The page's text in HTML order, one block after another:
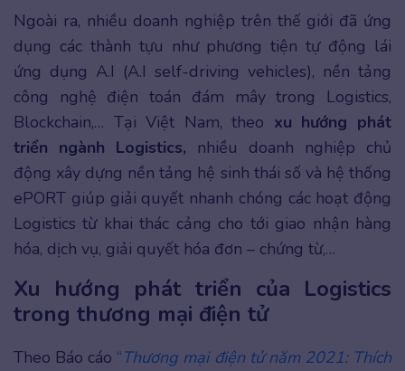
Ngoài ra, nhiều doanh nghiệp trên thế giới đã ứng
dụng các thành tựu như phương tiện tự động lái
ứng dụng A.I (A.I self-driving vehicles), nền tảng
công nghệ điện toán đám mây trong Logistics,
Blockchain,… Tại Việt Nam, theo xu hướng phát
triển ngành Logistics, nhiều doanh nghiệp chủ
động xây dựng nền tảng hệ sinh thái số và hệ thống
ePORT giúp giải quyết nhanh chóng các hoạt động
Logistics từ khai thác cảng cho tới giao nhận hàng
hóa, dịch vụ, giải quyết hóa đơn – chứng từ,…
Xu hướng phát triển của Logistics
trong thương mại điện tử
Theo Báo cáo “Thương mại điện tử năm 2021: Thích